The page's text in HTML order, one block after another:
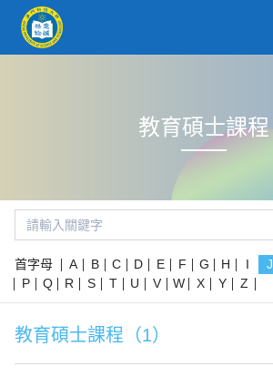
教育碩士課程
首字母 A B C D E F G H I J
P
Q R S T U V W X Y Z
教育碩士課程（1）